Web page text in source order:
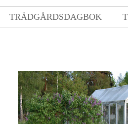
TRÄDGÅRDSDAGBOK